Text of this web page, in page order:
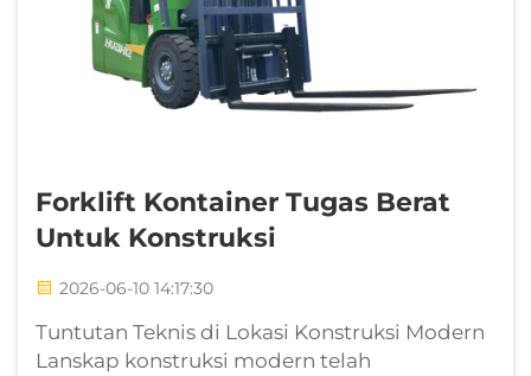
Forklift Kontainer Tugas Berat
Untuk Konstruksi
2026-06-10 14:17:30
Tuntutan Teknis di Lokasi Konstruksi Modern
Lanskap konstruksi modern telah